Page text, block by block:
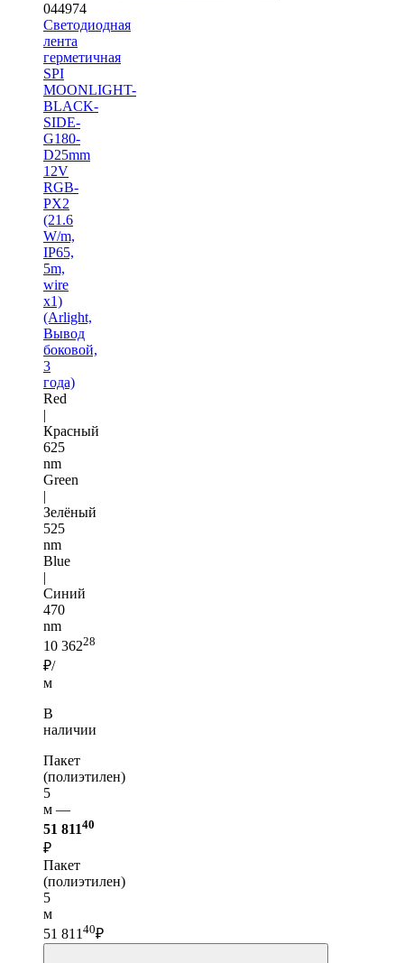
044974
Светодиодная
лента
герметичная
SPI
MOONLIGHT-
BLACK-
SIDE-
G180-
D25mm
12V
RGB-
PX2
(21.6
W/m,
IP65,
5m,
wire
x1)
(Arlight,
Вывод
боковой,
3
года)
Red
|
Красный
625
nm
Green
|
Зелёный
525
nm
Blue
|
Синий
470
nm
10 36228
₽/
м
В
наличии
Пакет
(полиэтилен)
5
м —
51 81140
₽
Пакет
(полиэтилен)
5
м
51 811 40₽